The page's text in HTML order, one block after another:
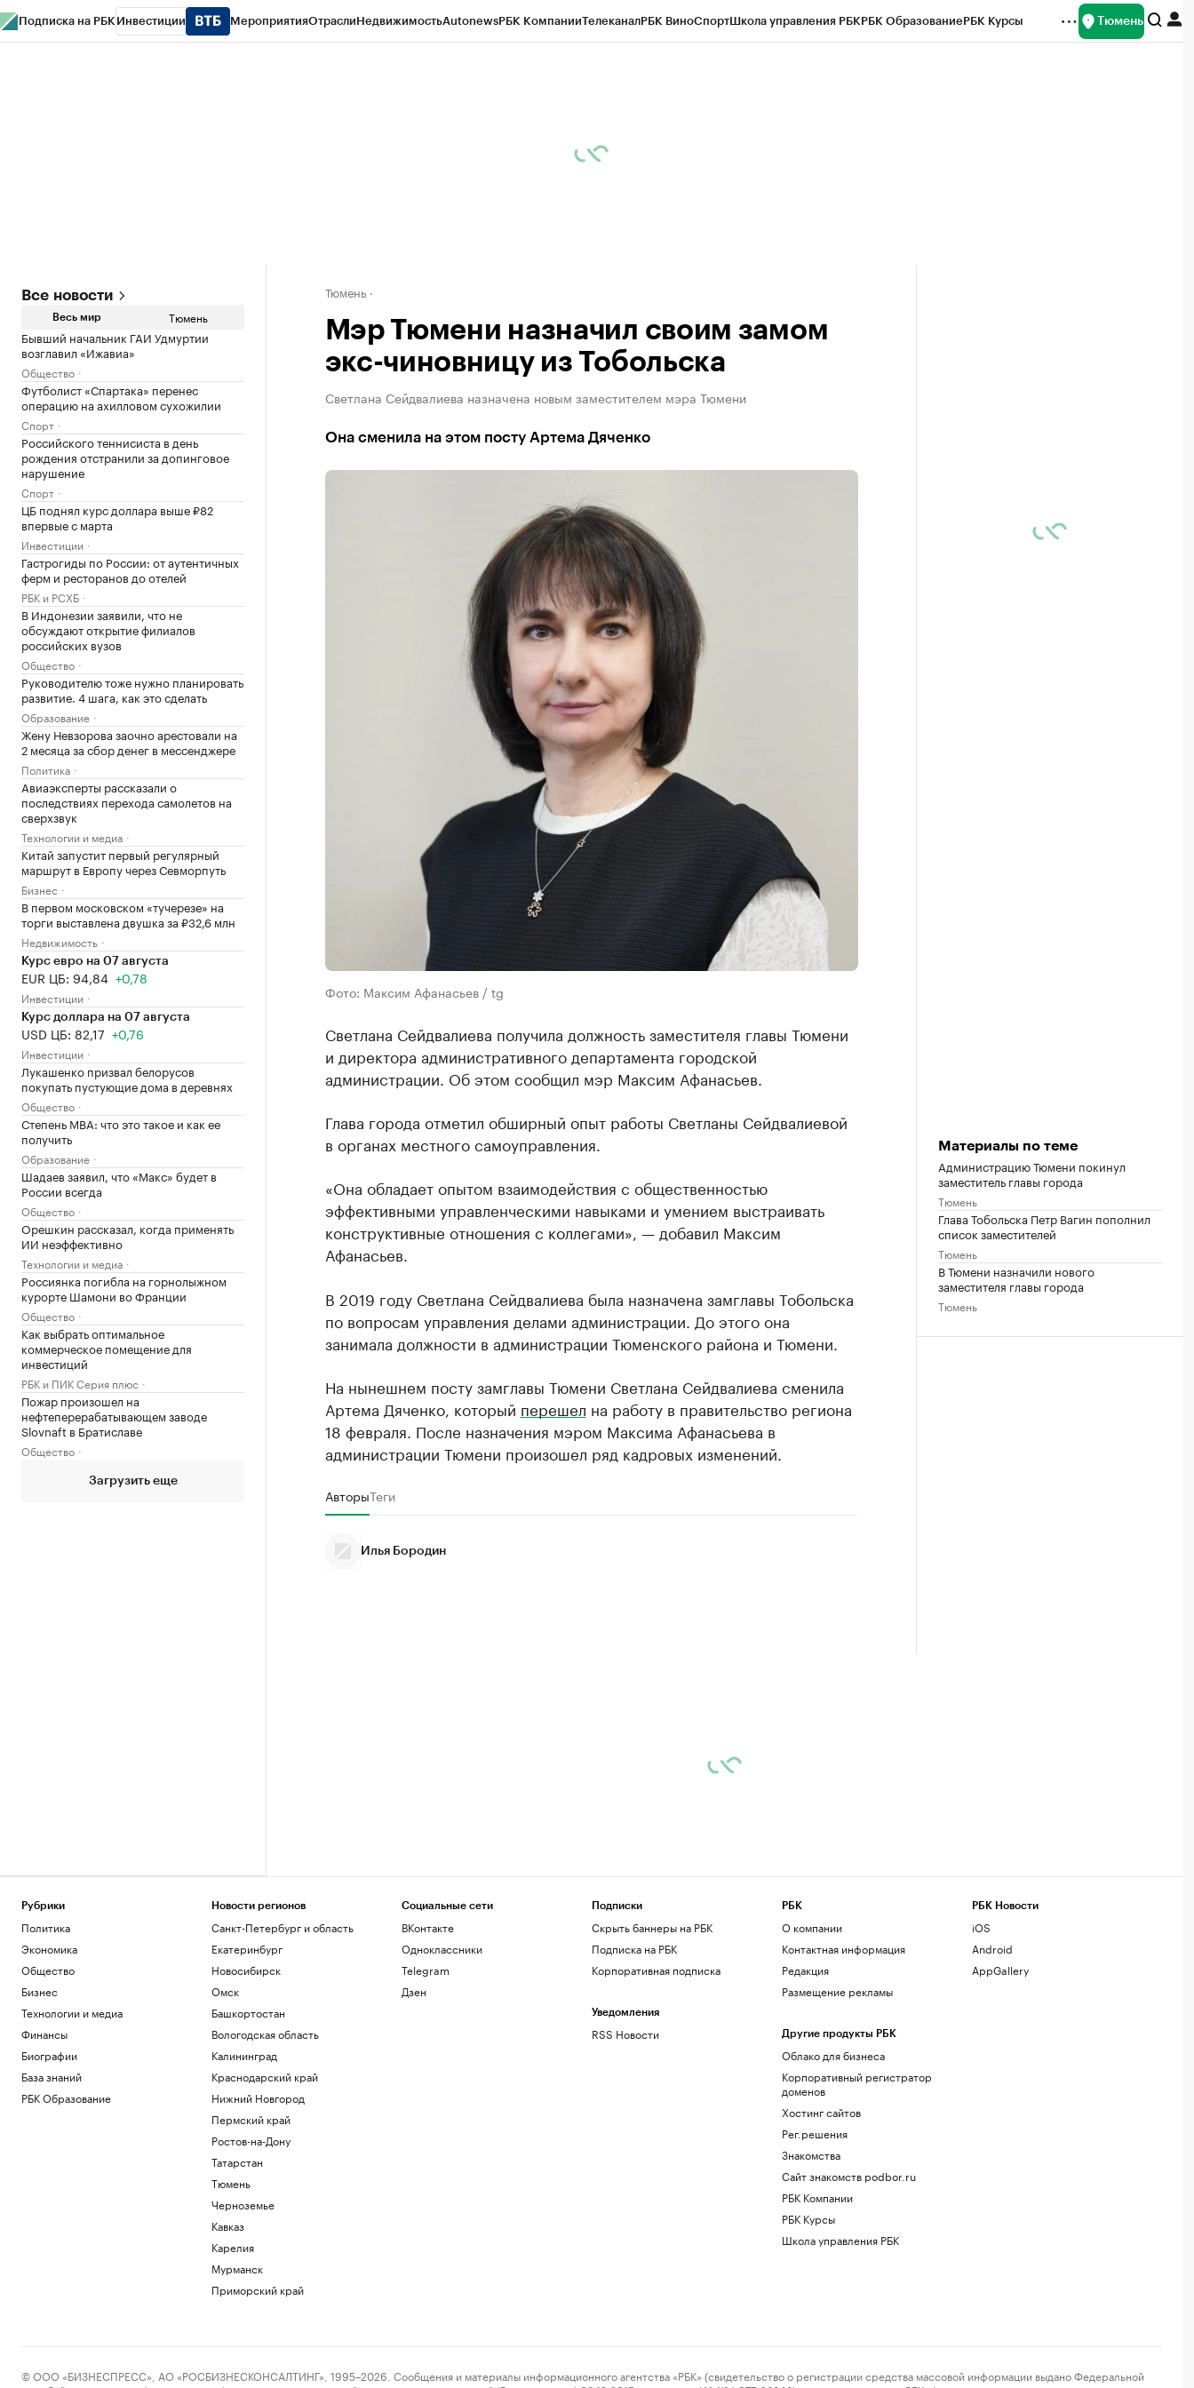
Подписка на РБК Инвестиции МероприятияОтраслиНедвижимостьAutonewsРБК КомпанииТелеканалРБК ВиноСпортШкола управления РБКРБК ОбразованиеРБК Курсы Тюмень
Все новости
Весь мир Тюмень
Бывший начальник ГАИ Удмуртии
возглавил «Ижавиа»
Общество
Футболист «Спартака» перенес
операцию на ахилловом сухожилии
Спорт
Российского теннисиста в день
рождения отстранили за допинговое
нарушение
Спорт
ЦБ поднял курс доллара выше ₽82
впервые с марта
Инвестиции
Гастрогиды по России: от аутентичных
ферм и ресторанов до отелей
РБК и РСХБ
В Индонезии заявили, что не
обсуждают открытие филиалов
российских вузов
Общество
Руководителю тоже нужно планировать
развитие. 4 шага, как это сделать
Образование
Жену Невзорова заочно арестовали на
2 месяца за сбор денег в мессенджере
Политика
Авиаэксперты рассказали о
последствиях перехода самолетов на
сверхзвук
Технологии и медиа
Китай запустит первый регулярный
маршрут в Европу через Севморпуть
Бизнес
В первом московском «тучерезе» на
торги выставлена двушка за ₽32,6 млн
Недвижимость
Курс евро на 07 августа
EUR ЦБ: 94,84 +0,78
Инвестиции
Курс доллара на 07 августа
USD ЦБ: 82,17 +0,76
Инвестиции
Лукашенко призвал белорусов
покупать пустующие дома в деревнях
Общество
Степень MBA: что это такое и как ее
получить
Образование
Шадаев заявил, что «Макс» будет в
России всегда
Общество
Орешкин рассказал, когда применять
ИИ неэффективно
Технологии и медиа
Россиянка погибла на горнолыжном
курорте Шамони во Франции
Общество
Как выбрать оптимальное
коммерческое помещение для
инвестиций
РБК и ПИК Серия плюс
Пожар произошел на
нефтеперерабатывающем заводе
Slovnaft в Братиславе
Общество
Загрузить еще
Тюмень
Мэр Тюмени назначил своим замом
экс-чиновницу из Тобольска
Светлана Сейдвалиева назначена новым заместителем мэра Тюмени
Она сменила на этом посту Артема Дяченко
Фото: Максим Афанасьев / tg
Светлана Сейдвалиева получила должность заместителя главы Тюмени
и директора административного департамента городской
администрации. Об этом сообщил мэр Максим Афанасьев.
Глава города отметил обширный опыт работы Светланы Сейдвалиевой
в органах местного самоуправления.
«Она обладает опытом взаимодействия с общественностью
эффективными управленческими навыками и умением выстраивать
конструктивные отношения с коллегами», — добавил Максим
Афанасьев.
В 2019 году Светлана Сейдвалиева была назначена замглавы Тобольска
по вопросам управления делами администрации. До этого она
занимала должности в администрации Тюменского района и Тюмени.
На нынешнем посту замглавы Тюмени Светлана Сейдвалиева сменила
Артема Дяченко, который перешел на работу в правительство региона
18 февраля. После назначения мэром Максима Афанасьева в
администрации Тюмени произошел ряд кадровых изменений.
АвторыТеги
Илья Бородин
Материалы по теме
Администрацию Тюмени покинул
заместитель главы города
Тюмень
Глава Тобольска Петр Вагин пополнил
список заместителей
Тюмень
В Тюмени назначили нового
заместителя главы города
Тюмень
Рубрики
Политика
Экономика
Общество
Бизнес
Технологии и медиа
Финансы
Биографии
База знаний
РБК Образование
Новости регионов
Санкт-Петербург и область
Екатеринбург
Новосибирск
Омск
Башкортостан
Вологодская область
Калининград
Краснодарский край
Нижний Новгород
Пермский край
Ростов-на-Дону
Татарстан
Тюмень
Черноземье
Кавказ
Карелия
Мурманск
Приморский край
Социальные сети
ВКонтакте
Одноклассники
Telegram
Дзен
Подписки
Скрыть баннеры на РБК
Подписка на РБК
Корпоративная подписка
Уведомления
RSS Новости
РБК
О компании
Контактная информация
Редакция
Размещение рекламы
Другие продукты РБК
Облако для бизнеса
Корпоративный регистратор
доменов
Хостинг сайтов
Рег.решения
Знакомства
Сайт знакомств podbor.ru
РБК Компании
РБК Курсы
Школа управления РБК
РБК Новости
iOS
Android
AppGallery
© ООО «БИЗНЕСПРЕСС», АО «РОСБИЗНЕСКОНСАЛТИНГ», 1995–2026. Сообщения и материалы информационного агентства «РБК» (свидетельство о регистрации средства массовой информации выдано Федеральной